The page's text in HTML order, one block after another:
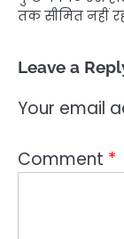
तक सीमित नहीं
Leave a
Your email
Comment *